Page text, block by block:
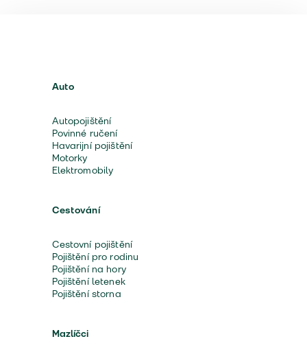
Auto
Autopojištění
Povinné ručení
Havarijní pojištění
Motorky
Elektromobily
Cestování
Cestovní pojištění
Pojištění pro rodinu
Pojištění na hory
Pojištění letenek
Pojištění storna
Mazlíčci